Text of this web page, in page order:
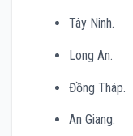
Tây Ninh.
Long An.
Đồng Tháp.
An Giang.